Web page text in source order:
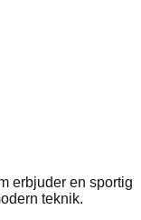
erbjuder en sportig
teknik.